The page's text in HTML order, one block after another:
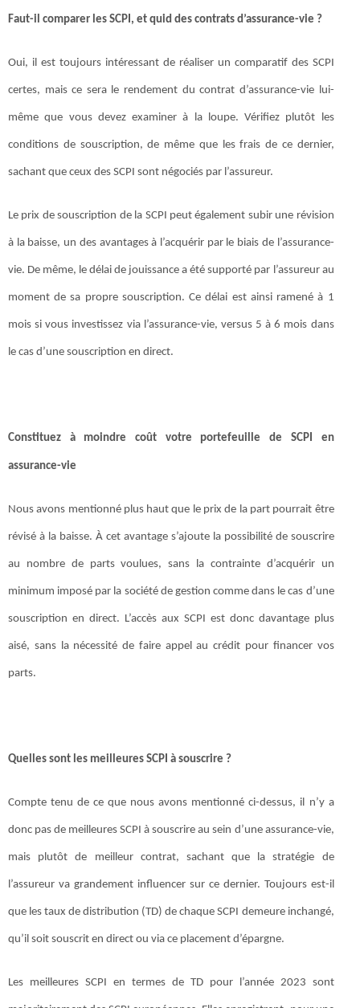
Faut-il comparer les SCPI, et quid des contrats d’assurance-vie ?
Oui, il est toujours intéressant de réaliser un comparatif des SCPI
certes, mais ce sera le rendement du contrat d’assurance-vie lui-
même que vous devez examiner à la loupe. Vérifiez plutôt les
conditions de souscription, de même que les frais de ce dernier,
sachant que ceux des SCPI sont négociés par l’assureur.
Le prix de souscription de la SCPI peut également subir une révision
à la baisse, un des avantages à l’acquérir par le biais de l’assurance-
vie. De même, le délai de jouissance a été supporté par l’assureur au
moment de sa propre souscription. Ce délai est ainsi ramené à 1
mois si vous investissez via l’assurance-vie, versus 5 à 6 mois dans
le cas d’une souscription en direct.
Constituez à moindre coût votre portefeuille de SCPI en
assurance-vie
Nous avons mentionné plus haut que le prix de la part pourrait être
révisé à la baisse. À cet avantage s’ajoute la possibilité de souscrire
au nombre de parts voulues, sans la contrainte d’acquérir un
minimum imposé par la société de gestion comme dans le cas d’une
souscription en direct. L’accès aux SCPI est donc davantage plus
aisé, sans la nécessité de faire appel au crédit pour financer vos
parts.
Quelles sont les meilleures SCPI à souscrire ?
Compte tenu de ce que nous avons mentionné ci-dessus, il n’y a
donc pas de meilleures SCPI à souscrire au sein d’une assurance-vie,
mais plutôt de meilleur contrat, sachant que la stratégie de
l’assureur va grandement influencer sur ce dernier. Toujours est-il
que les taux de distribution (TD) de chaque SCPI demeure inchangé,
qu’il soit souscrit en direct ou via ce placement d’épargne.
Les meilleures SCPI en termes de TD pour l’année 2023 sont